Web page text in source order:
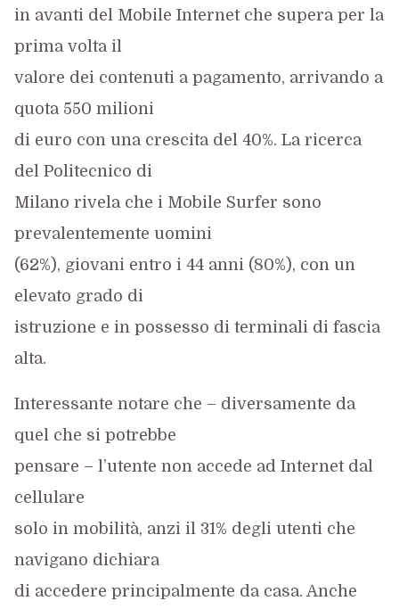
in avanti del Mobile Internet che supera per la
prima volta il
valore dei contenuti a pagamento, arrivando a
quota 550 milioni
di euro con una crescita del 40%. La ricerca
del Politecnico di
Milano rivela che i Mobile Surfer sono
prevalentemente uomini
(62%), giovani entro i 44 anni (80%), con un
elevato grado di
istruzione e in possesso di terminali di fascia
alta.
Interessante notare che – diversamente da
quel che si potrebbe
pensare – l’utente non accede ad Internet dal
cellulare
solo in mobilità, anzi il 31% degli utenti che
navigano dichiara
di accedere principalmente da casa. Anche